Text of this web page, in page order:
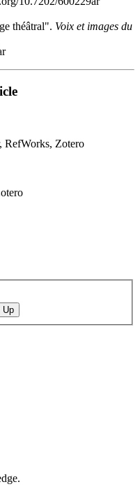
théâtral". Voix et images du
RefWorks, Zotero